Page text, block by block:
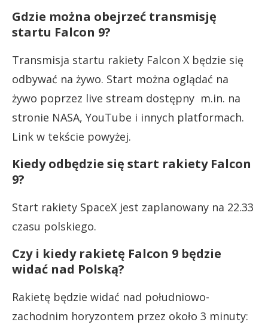
Gdzie można obejrzeć transmisję
startu Falcon 9?
Transmisja startu rakiety Falcon X będzie się
odbywać na żywo. Start można oglądać na
żywo poprzez live stream dostępny m.in. na
stronie NASA, YouTube i innych platformach.
Link w tekście powyżej.
Kiedy odbędzie się start rakiety Falcon
9?
Start rakiety SpaceX jest zaplanowany na 22.33
czasu polskiego.
Czy i kiedy rakietę Falcon 9 będzie
widać nad Polską?
Rakietę będzie widać nad południowo-
zachodnim horyzontem przez około 3 minuty: